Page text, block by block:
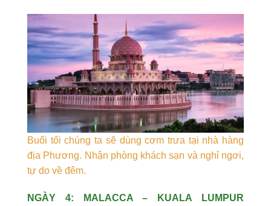
Buổi tối chúng ta sẽ dùng cơm trưa tại nhà hàng
địa Phương. Nhận phòng khách sạn và nghỉ ngơi,
tự do về đêm.
NGÀY 4: MALACCA – KUALA LUMPUR